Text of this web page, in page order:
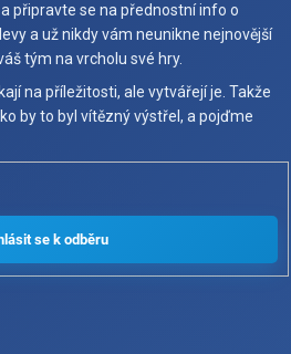
připravte se na přednostní info o
a už nikdy vám neunikne nejnovější
tým na vrcholu své hry.
na příležitosti, ale vytvářejí je. Takže
by to byl vítězný výstřel, a pojďme